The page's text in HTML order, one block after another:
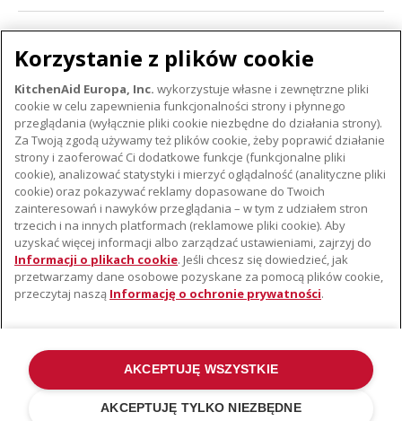
Pobierz
O KITCHENAID
Istota marki
Historia marki
Komunikaty prasowe
WSPARCIE
Gdzie kupić
Znajdź najbliższy serwis
©2022 Wszelkie prawa zastrzeżone. KitchenAid i konstrukcja miksera
stojącego stanowią znaki towarowe w USA i na całym świecie .
Korzystanie z plików cookie
KitchenAid Europa, Inc. wykorzystuje własne i zewnętrzne pliki
cookie w celu zapewnienia funkcjonalności strony i płynnego
przeglądania (wyłącznie pliki cookie niezbędne do działania strony).
Za Twoją zgodą używamy też plików cookie, żeby poprawić działanie
strony i zaoferować Ci dodatkowe funkcje (funkcjonalne pliki
cookie), analizować statystyki i mierzyć oglądalność (analityczne pliki
cookie) oraz pokazywać reklamy dopasowane do Twoich
zainteresowań i nawyków przeglądania – w tym z udziałem stron
trzecich i na innych platformach (reklamowe pliki cookie). Aby
uzyskać więcej informacji albo zarządzać ustawieniami, zajrzyj do
Informacji o plikach cookie. Jeśli chcesz się dowiedzieć, jak
przetwarzamy dane osobowe pozyskane za pomocą plików cookie,
przeczytaj naszą Informację o ochronie prywatności.
AKCEPTUJĘ TYLKO NIEZBĘDNE
AKCEPTUJĘ WSZYSTKIE